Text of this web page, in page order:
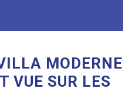
MODERNE
VUE SUR LES